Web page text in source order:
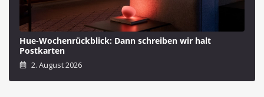
Hue-Wochenrückblick: Dann schreiben wir halt
Postkarten
2. August 2026